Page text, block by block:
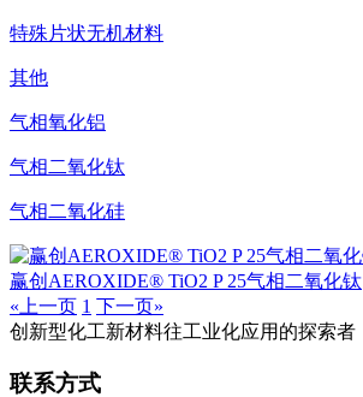
特殊片状无机材料
其他
气相氧化铝
气相二氧化钛
气相二氧化硅
赢创AEROXIDE® TiO2 P 25气相二氧化钛
«上一页 1 下一页»
创新型化工新材料往工业化应用的探索者
联系方式